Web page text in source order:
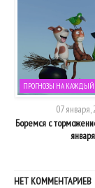
ПРОГНОЗЫ НА
07 января,
Боремся с
января
НЕТ КОММЕНТАРИЕВ